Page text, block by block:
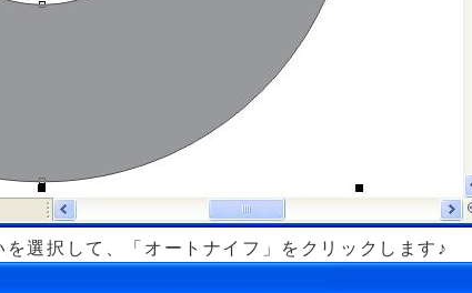
選択して、「オートナイフ」をクリックします♪